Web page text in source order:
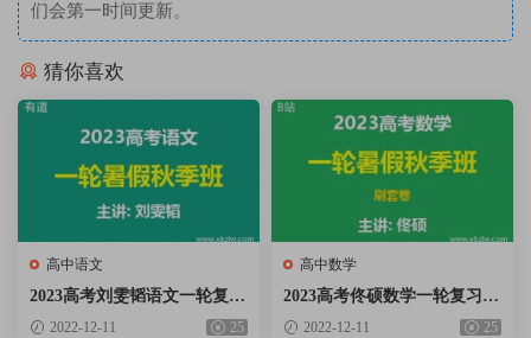
们会第一时间更新。
猜你喜欢
高中语文
2023高考刘雯韬语文一轮复习
暑假秋季班网课视频资料百度
2022-12-11 25
高中数学
2023高考佟硕数学一轮复习暑
假秋季班网课视频资料百度云
2022-12-11 25